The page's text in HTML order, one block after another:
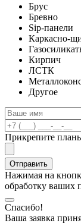
Брус
Бревно
Sip-панели
Каркасно-
Кирпич
ЛСТК
Другое
Прикрепите
Отправить
Нажимая на
обработку ваших
Спасибо!
Ваша заявка